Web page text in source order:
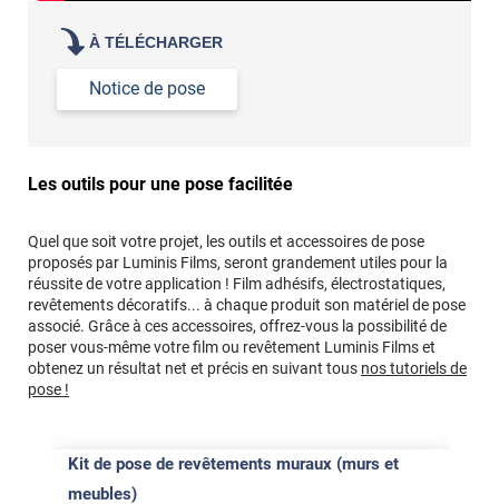
À TÉLÉCHARGER
Notice de pose
Les outils pour une pose facilitée
Quel que soit votre projet, les outils et accessoires de pose
proposés par Luminis Films, seront grandement utiles pour la
réussite de votre application ! Film adhésifs, électrostatiques,
revêtements décoratifs... à chaque produit son matériel de pose
associé. Grâce à ces accessoires, offrez-vous la possibilité de
poser vous-même votre film ou revêtement Luminis Films et
obtenez un résultat net et précis en suivant tous nos tutoriels de
pose !
Kit de pose de revêtements muraux (murs et
meubles)